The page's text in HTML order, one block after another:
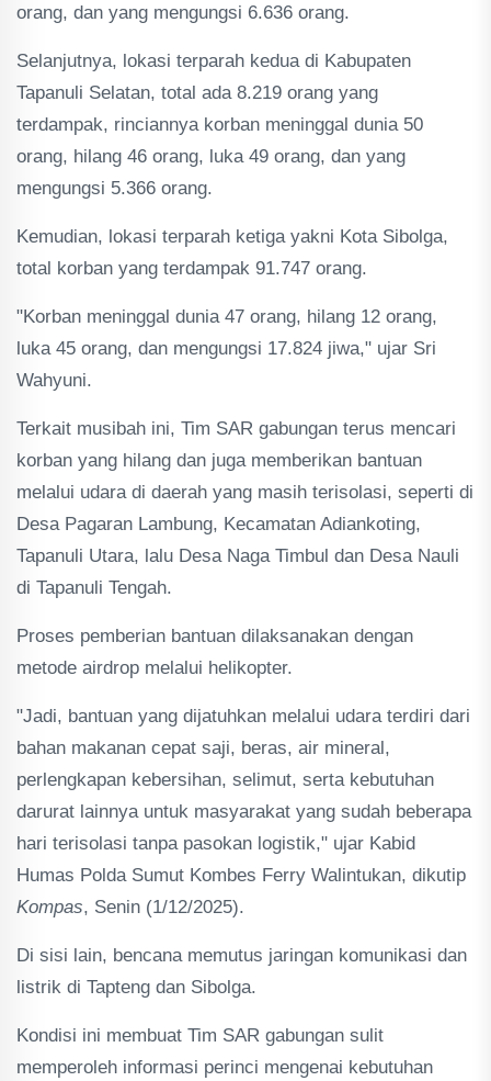
orang, dan yang mengungsi 6.636 orang.
Selanjutnya, lokasi terparah kedua di Kabupaten
Tapanuli Selatan, total ada 8.219 orang yang
terdampak, rinciannya korban meninggal dunia 50
orang, hilang 46 orang, luka 49 orang, dan yang
mengungsi 5.366 orang.
Kemudian, lokasi terparah ketiga yakni Kota Sibolga,
total korban yang terdampak 91.747 orang.
"Korban meninggal dunia 47 orang, hilang 12 orang,
luka 45 orang, dan mengungsi 17.824 jiwa," ujar Sri
Wahyuni.
Terkait musibah ini, Tim SAR gabungan terus mencari
korban yang hilang dan juga memberikan bantuan
melalui udara di daerah yang masih terisolasi, seperti di
Desa Pagaran Lambung, Kecamatan Adiankoting,
Tapanuli Utara, lalu Desa Naga Timbul dan Desa Nauli
di Tapanuli Tengah.
Proses pemberian bantuan dilaksanakan dengan
metode airdrop melalui helikopter.
"Jadi, bantuan yang dijatuhkan melalui udara terdiri dari
bahan makanan cepat saji, beras, air mineral,
perlengkapan kebersihan, selimut, serta kebutuhan
darurat lainnya untuk masyarakat yang sudah beberapa
hari terisolasi tanpa pasokan logistik," ujar Kabid
Humas Polda Sumut Kombes Ferry Walintukan, dikutip
Kompas, Senin (1/12/2025).
Di sisi lain, bencana memutus jaringan komunikasi dan
listrik di Tapteng dan Sibolga.
Kondisi ini membuat Tim SAR gabungan sulit
memperoleh informasi perinci mengenai kebutuhan